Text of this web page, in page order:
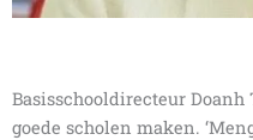
Basisschooldirecteur Doanh
goede scholen maken.